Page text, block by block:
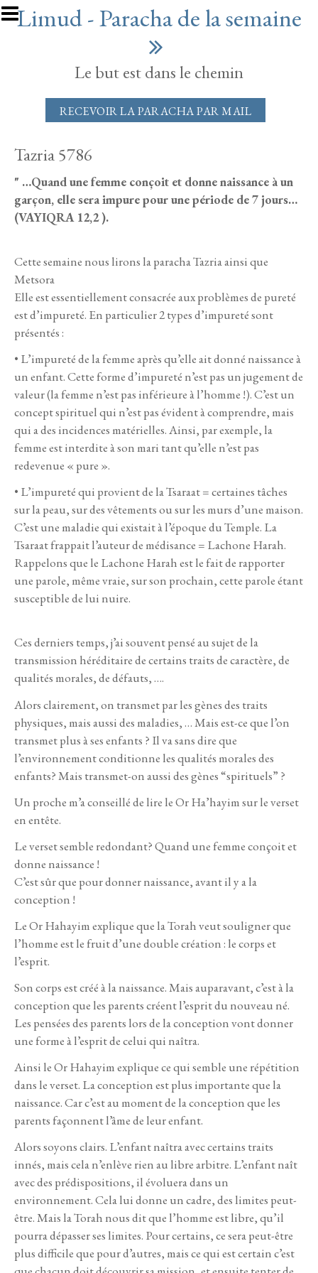
Aller au contenu principal
Limud - Paracha de la semaine
Le but est dans le chemin
RECEVOIR LA PARACHA PAR MAIL
Tazria 5786
" …Quand une femme conçoit et donne naissance à un
garçon, elle sera impure pour une période de 7 jours…
(VAYIQRA 12,2 ).
Cette semaine nous lirons la paracha Tazria ainsi que
Metsora
Elle est essentiellement consacrée aux problèmes de pureté
est d’impureté. En particulier 2 types d’impureté sont
présentés :
• L’impureté de la femme après qu’elle ait donné naissance à
un enfant. Cette forme d’impureté n’est pas un jugement de
valeur (la femme n’est pas inférieure à l’homme !). C’est un
concept spirituel qui n’est pas évident à comprendre, mais
qui a des incidences matérielles. Ainsi, par exemple, la
femme est interdite à son mari tant qu’elle n’est pas
redevenue « pure ».
• L’impureté qui provient de la Tsaraat = certaines tâches
sur la peau, sur des vêtements ou sur les murs d’une maison.
C’est une maladie qui existait à l’époque du Temple. La
Tsaraat frappait l’auteur de médisance = Lachone Harah.
Rappelons que le Lachone Harah est le fait de rapporter
une parole, même vraie, sur son prochain, cette parole étant
susceptible de lui nuire.
Ces derniers temps, j’ai souvent pensé au sujet de la
transmission héréditaire de certains traits de caractère, de
qualités morales, de défauts, ….
Alors clairement, on transmet par les gènes des traits
physiques, mais aussi des maladies, … Mais est-ce que l’on
transmet plus à ses enfants ? Il va sans dire que
l’environnement conditionne les qualités morales des
enfants? Mais transmet-on aussi des gènes “spirituels” ?
Un proche m’a conseillé de lire le Or Ha’hayim sur le verset
en entête.
Le verset semble redondant? Quand une femme conçoit et
donne naissance !
C’est sûr que pour donner naissance, avant il y a la
conception !
Le Or Hahayim explique que la Torah veut souligner que
l’homme est le fruit d’une double création : le corps et
l’esprit.
Son corps est créé à la naissance. Mais auparavant, c’est à la
conception que les parents créent l’esprit du nouveau né.
Les pensées des parents lors de la conception vont donner
une forme à l’esprit de celui qui naîtra.
Ainsi le Or Hahayim explique ce qui semble une répétition
dans le verset. La conception est plus importante que la
naissance. Car c’est au moment de la conception que les
parents façonnent l’âme de leur enfant.
Alors soyons clairs. L’enfant naîtra avec certains traits
innés, mais cela n’enlève rien au libre arbitre. L’enfant naît
avec des prédispositions, il évoluera dans un
environnement. Cela lui donne un cadre, des limites peut-
être. Mais la Torah nous dit que l’homme est libre, qu’il
pourra dépasser ses limites. Pour certains, ce sera peut-être
plus difficile que pour d’autres, mais ce qui est certain c’est